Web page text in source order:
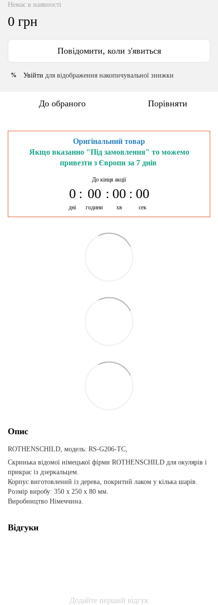
Немає в наявності
0 грн
Повідомити, коли з'явиться
% Увійти для відображення накопичувальної знижки
До обраного Порівняти
Оригінальний товар
Якщо вказанно "Під замовлення" то можемо
привезти з Європи за 7 днів
До кінця акції
0
дні
00
години
00
хв
00
сек
Опис
ROTHENSCHILD, модель: RS-G206-TC,
Скринька відомої німецької фірми ROTHENSCHILD для окулярів і
прикрас із дзеркальцем.
Корпус виготовлений із дерева, покритий лаком у кілька шарів.
Розмір виробу: 350 х 250 х 80 мм.
Виробництво Німеччина.
Відгуки
Додайте перший відгук